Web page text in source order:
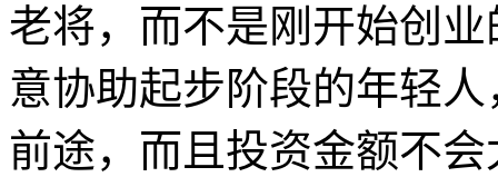
老将，而不是刚开始创
意协助起步阶段的年轻
前途，而且投资金额不